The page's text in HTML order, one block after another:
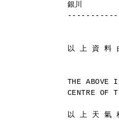
銀川
以 上 資 料
THE ABOVE
CENTRE OF
以 上 天 氣